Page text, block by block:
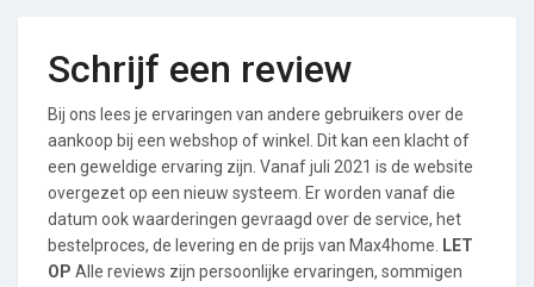
Schrijf een review
Bij ons lees je ervaringen van andere gebruikers over de
aankoop bij een webshop of winkel. Dit kan een klacht of
een geweldige ervaring zijn. Vanaf juli 2021 is de website
overgezet op een nieuw systeem. Er worden vanaf die
datum ook waarderingen gevraagd over de service, het
bestelproces, de levering en de prijs van Max4home.
LET
OP Alle reviews zijn persoonlijke ervaringen, sommigen